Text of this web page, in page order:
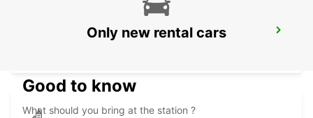
BERLIN HELLERSDORF NO TRUCKS IKC
Only new rental cars
Good to know
What should you bring at the station ?